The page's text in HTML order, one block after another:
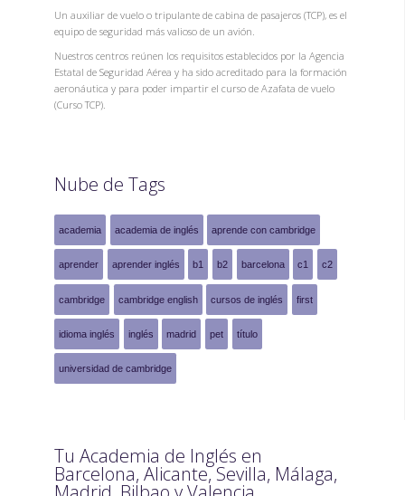
Un auxiliar de vuelo o tripulante de cabina de pasajeros (TCP), es el
equipo de seguridad más valioso de un avión.
Nuestros centros reúnen los requisitos establecidos por la Agencia
Estatal de Seguridad Aérea y ha sido acreditado para la formación
aeronáutica y para poder impartir el curso de Azafata de vuelo
(Curso TCP).
Nube de Tags
academia academia de inglés aprende con cambridge
aprender aprender inglés b1 b2 barcelona c1 c2
cambridge cambridge english cursos de inglés first
idioma inglés inglés madrid pet título
universidad de cambridge
Tu Academia de Inglés en
Barcelona, Alicante, Sevilla, Málaga,